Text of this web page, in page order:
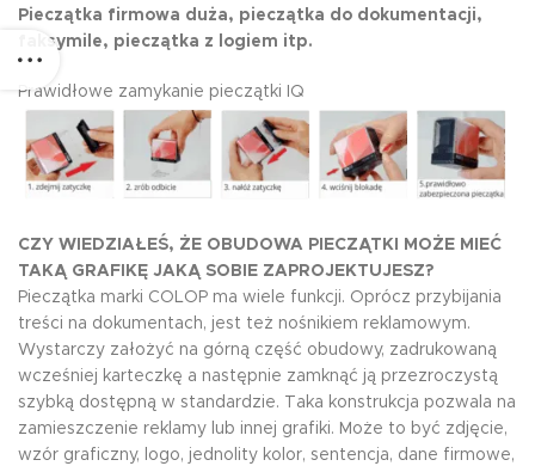
Pieczątka firmowa duża, pieczątka do dokumentacji,
faksymile, pieczątka z logiem itp.
Prawidłowe zamykanie pieczątki IQ
CZY WIEDZIAŁEŚ, ŻE OBUDOWA PIECZĄTKI MOŻE MIEĆ
TAKĄ GRAFIKĘ JAKĄ SOBIE ZAPROJEKTUJESZ?
Pieczątka marki COLOP ma wiele funkcji. Oprócz przybijania
treści na dokumentach, jest też nośnikiem reklamowym.
Wystarczy założyć na górną część obudowy, zadrukowaną
wcześniej karteczkę a następnie zamknąć ją przezroczystą
szybką dostępną w standardzie. Taka konstrukcja pozwala na
zamieszczenie reklamy lub innej grafiki. Może to być zdjęcie,
wzór graficzny, logo, jednolity kolor, sentencja, dane firmowe,